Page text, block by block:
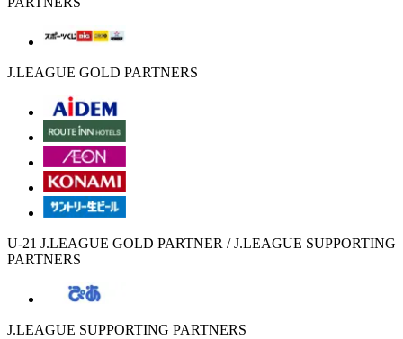
J.LEAGUE GOLD PARTNERS
U-21 J.LEAGUE GOLD PARTNER / J.LEAGUE SUPPORTING
PARTNERS
J.LEAGUE SUPPORTING PARTNERS